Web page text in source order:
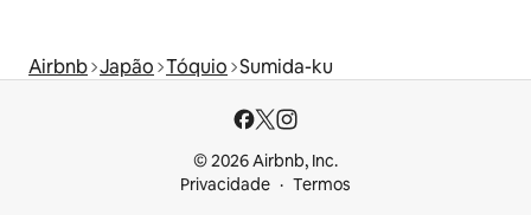
Airbnb Japão Tóquio Sumida-ku
© 2026 Airbnb, Inc.
Privacidade
Termos